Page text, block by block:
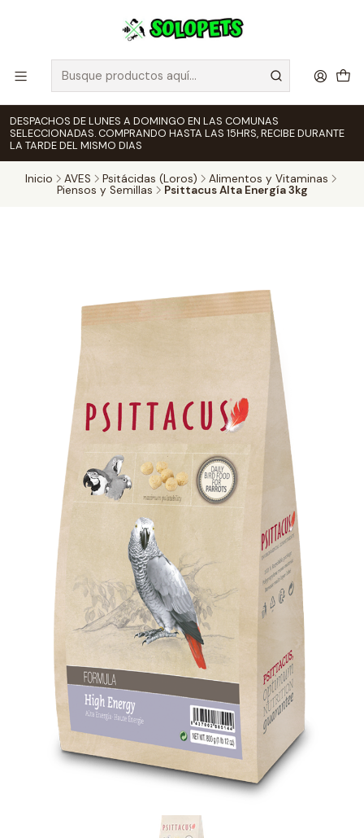
DESPACHOS DE LUNES A DOMINGO EN LAS COMUNAS
SELECCIONADAS. COMPRANDO HASTA LAS 15HRS, RECIBE DURANTE
LA TARDE DEL MISMO DIAS
Inicio AVES Psitácidas (Loros)
Alimentos y Vitaminas
Piensos y Semillas
Psittacus Alta Energía 3kg